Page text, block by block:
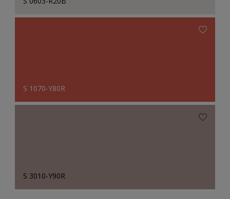
S 1070-Y80R
S 3010-Y90R